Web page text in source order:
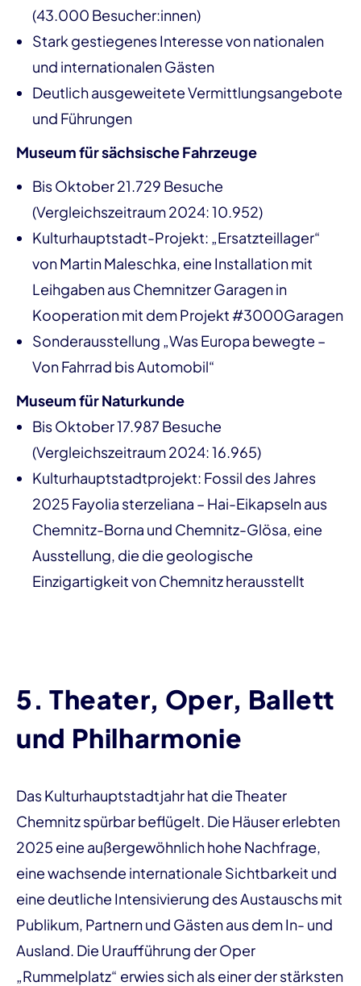
(43.000 Besucher:innen)
Stark gestiegenes Interesse von nationalen
und internationalen Gästen
Deutlich ausgeweitete Vermittlungsangebote
und Führungen
Museum für sächsische Fahrzeuge
Bis Oktober 21.729 Besuche
(Vergleichszeitraum 2024: 10.952)
Kulturhauptstadt-Projekt: „Ersatzteillager“
von Martin Maleschka, eine Installation mit
Leihgaben aus Chemnitzer Garagen in
Kooperation mit dem Projekt #3000Garagen
Sonderausstellung „Was Europa bewegte –
Von Fahrrad bis Automobil“
Museum für Naturkunde
Bis Oktober 17.987 Besuche
(Vergleichszeitraum 2024: 16.965)
Kulturhauptstadtprojekt: Fossil des Jahres
2025 Fayolia sterzeliana – Hai-Eikapseln aus
Chemnitz-Borna und Chemnitz-Glösa, eine
Ausstellung, die die geologische
Einzigartigkeit von Chemnitz herausstellt
5. Theater, Oper, Ballett
und Philharmonie
Das Kulturhauptstadtjahr hat die Theater
Chemnitz spürbar beflügelt. Die Häuser erlebten
2025 eine außergewöhnlich hohe Nachfrage,
eine wachsende internationale Sichtbarkeit und
eine deutliche Intensivierung des Austauschs mit
Publikum, Partnern und Gästen aus dem In- und
Ausland. Die Uraufführung der Oper
„Rummelplatz“ erwies sich als einer der stärksten